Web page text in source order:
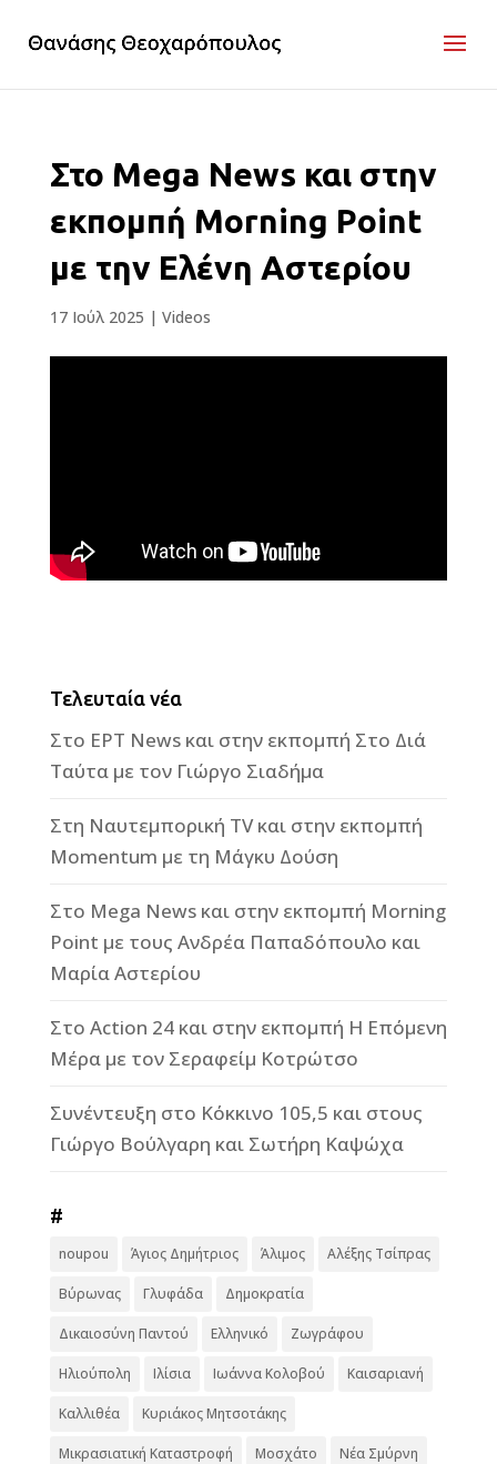
Στο Mega News και στην
εκπομπή Morning Point
με την Ελένη Αστερίου
17 Ιούλ 2025 | Videos
Τελευταία νέα
Στο ΕΡΤ News και στην εκπομπή Στο Διά
Ταύτα με τον Γιώργο Σιαδήμα
Στη Ναυτεμπορική TV και στην εκπομπή
Momentum με τη Μάγκυ Δούση
Στο Mega News και στην εκπομπή Morning
Point με τους Ανδρέα Παπαδόπουλο και
Μαρία Αστερίου
Στο Action 24 και στην εκπομπή Η Επόμενη
Μέρα με τον Σεραφείμ Κοτρώτσο
Συνέντευξη στο Κόκκινο 105,5 και στους
Γιώργο Βούλγαρη και Σωτήρη Καψώχα
#
noupou Άγιος Δημήτριος Άλιμος Αλέξης Τσίπρας
Βύρωνας Γλυφάδα Δημοκρατία
Δικαιοσύνη Παντού Ελληνικό Ζωγράφου
Ηλιούπολη Ιλίσια Ιωάννα Κολοβού Καισαριανή
Καλλιθέα Κυριάκος Μητσοτάκης
Μικρασιατική Καταστροφή Μοσχάτο Νέα Σμύρνη